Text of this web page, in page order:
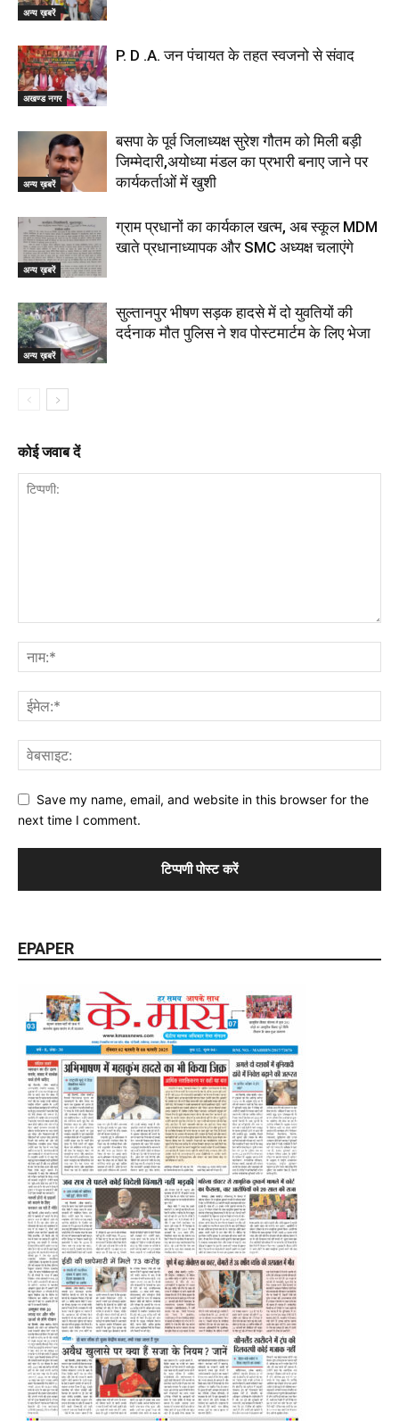
अन्य ख़बरें
अखण्ड नगर
P. D .A. जन पंचायत के तहत स्वजनो से संवाद
अन्य ख़बरें
बसपा के पूर्व जिलाध्यक्ष सुरेश गौतम को मिली बड़ी
जिम्मेदारी,अयोध्या मंडल का प्रभारी बनाए जाने पर
कार्यकर्ताओं में खुशी
अन्य ख़बरें
ग्राम प्रधानों का कार्यकाल खत्म, अब स्कूल MDM
खाते प्रधानाध्यापक और SMC अध्यक्ष चलाएंगे
अन्य ख़बरें
सुल्तानपुर भीषण सड़क हादसे में दो युवतियों की
दर्दनाक मौत पुलिस ने शव पोस्टमार्टम के लिए भेजा
कोई जवाब दें
Save my name, email, and website in this browser for the
next time I comment.
EPAPER